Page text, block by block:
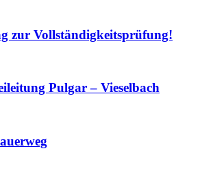
zur Vollständigkeits­prüfung!
Pulgar – Vieselbach